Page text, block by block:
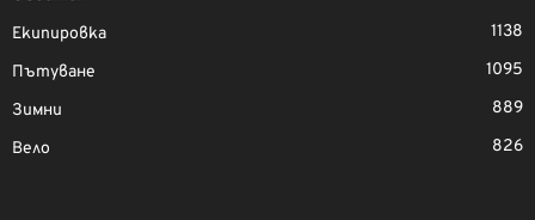
Екипировка
1138
Пътуване
1095
Зимни
889
Вело
826